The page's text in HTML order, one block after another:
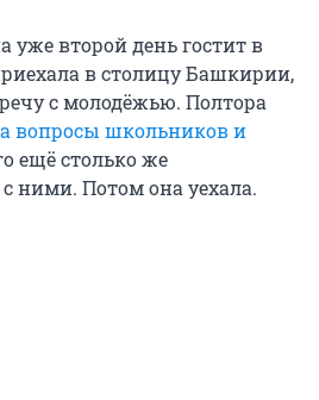
уже второй день гостит в
в столицу Башкирии,
с молодёжью. Полтора
вопросы школьников и
ещё столько же
ними. Потом она уехала.